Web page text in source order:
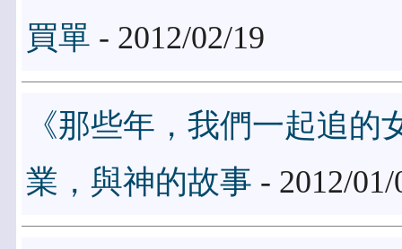
買單 - 2012/02/19
《那些年，我們一起追
業，與神的故事 - 2012/01/